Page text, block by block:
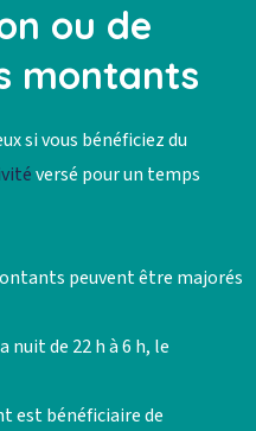
ou de
montants
si vous bénéficiez du
versé pour un temps
peuvent être majorés
nuit de 22 h à 6 h, le
est bénéficiaire de